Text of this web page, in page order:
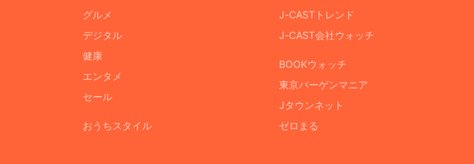
グルメ
デジタル
健康
エンタメ
セール
おうちスタイル
J-CASTトレンド
J-CAST会社ウォッチ
BOOKウォッチ
東京バーゲンマニア
Jタウンネット
ゼロまる